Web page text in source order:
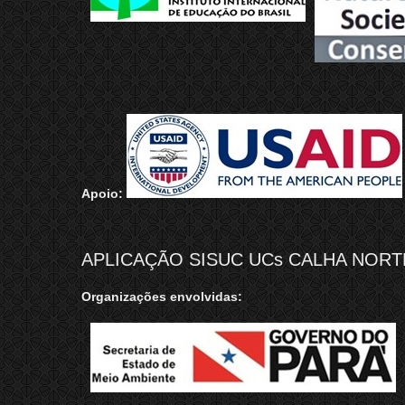
Apoio:
APLICAÇÃO SISUC UCs CALHA
Organizações envolvidas: